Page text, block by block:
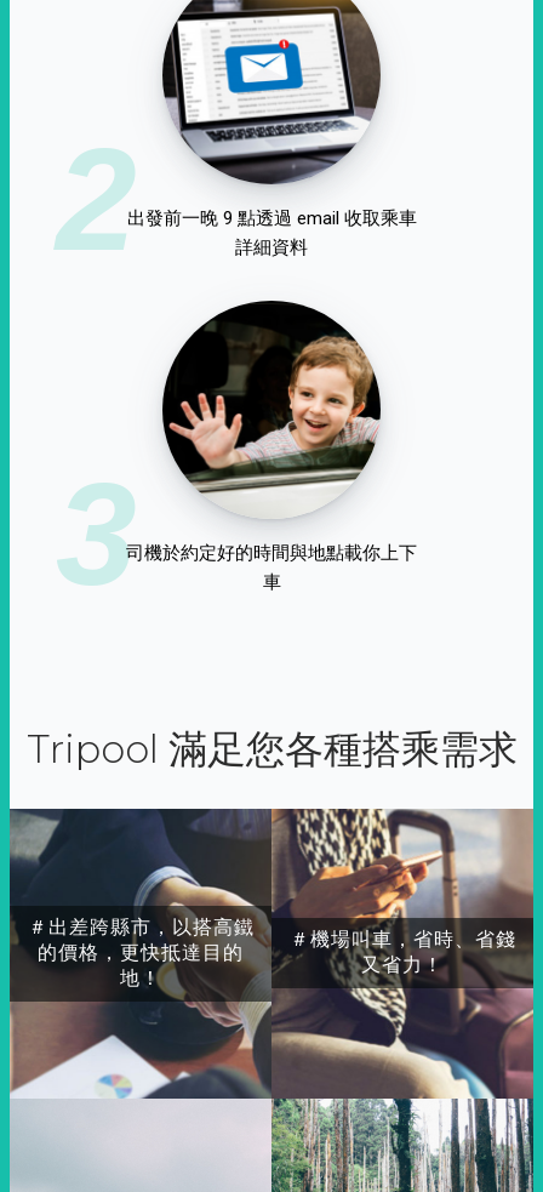
2出發前一晚 9 點透過 email 收取乘車
詳細資料
3司機於約定好的時間與地點載你上下
車
Tripool 滿足您各種搭乘需求
＃出差跨縣市，以搭高鐵
的價格，更快抵達目的
地！
＃機場叫車，省時、省錢
又省力！